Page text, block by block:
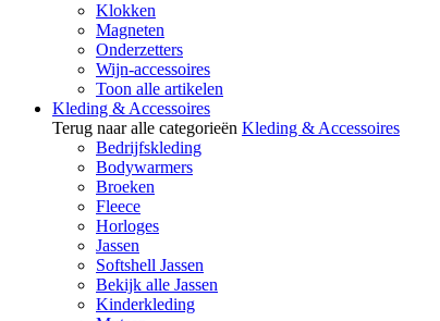
Klokken
Magneten
Onderzetters
Wijn-accessoires
Toon alle artikelen
Kleding & Accessoires
Terug naar alle categorieën Kleding & Accessoires
Bedrijfskleding
Bodywarmers
Broeken
Fleece
Horloges
Jassen
Softshell Jassen
Bekijk alle Jassen
Kinderkleding